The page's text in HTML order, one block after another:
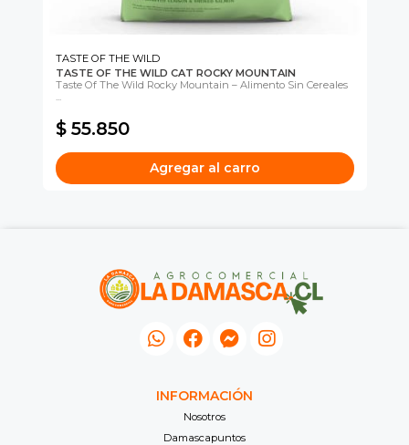
TASTE OF THE WILD
TASTE OF THE WILD CAT ROCKY MOUNTAIN
Taste Of The Wild Rocky Mountain – Alimento Sin Cereales
...
$ 55.850
Agregar al carro
INFORMACIÓN
Nosotros
Damascapuntos